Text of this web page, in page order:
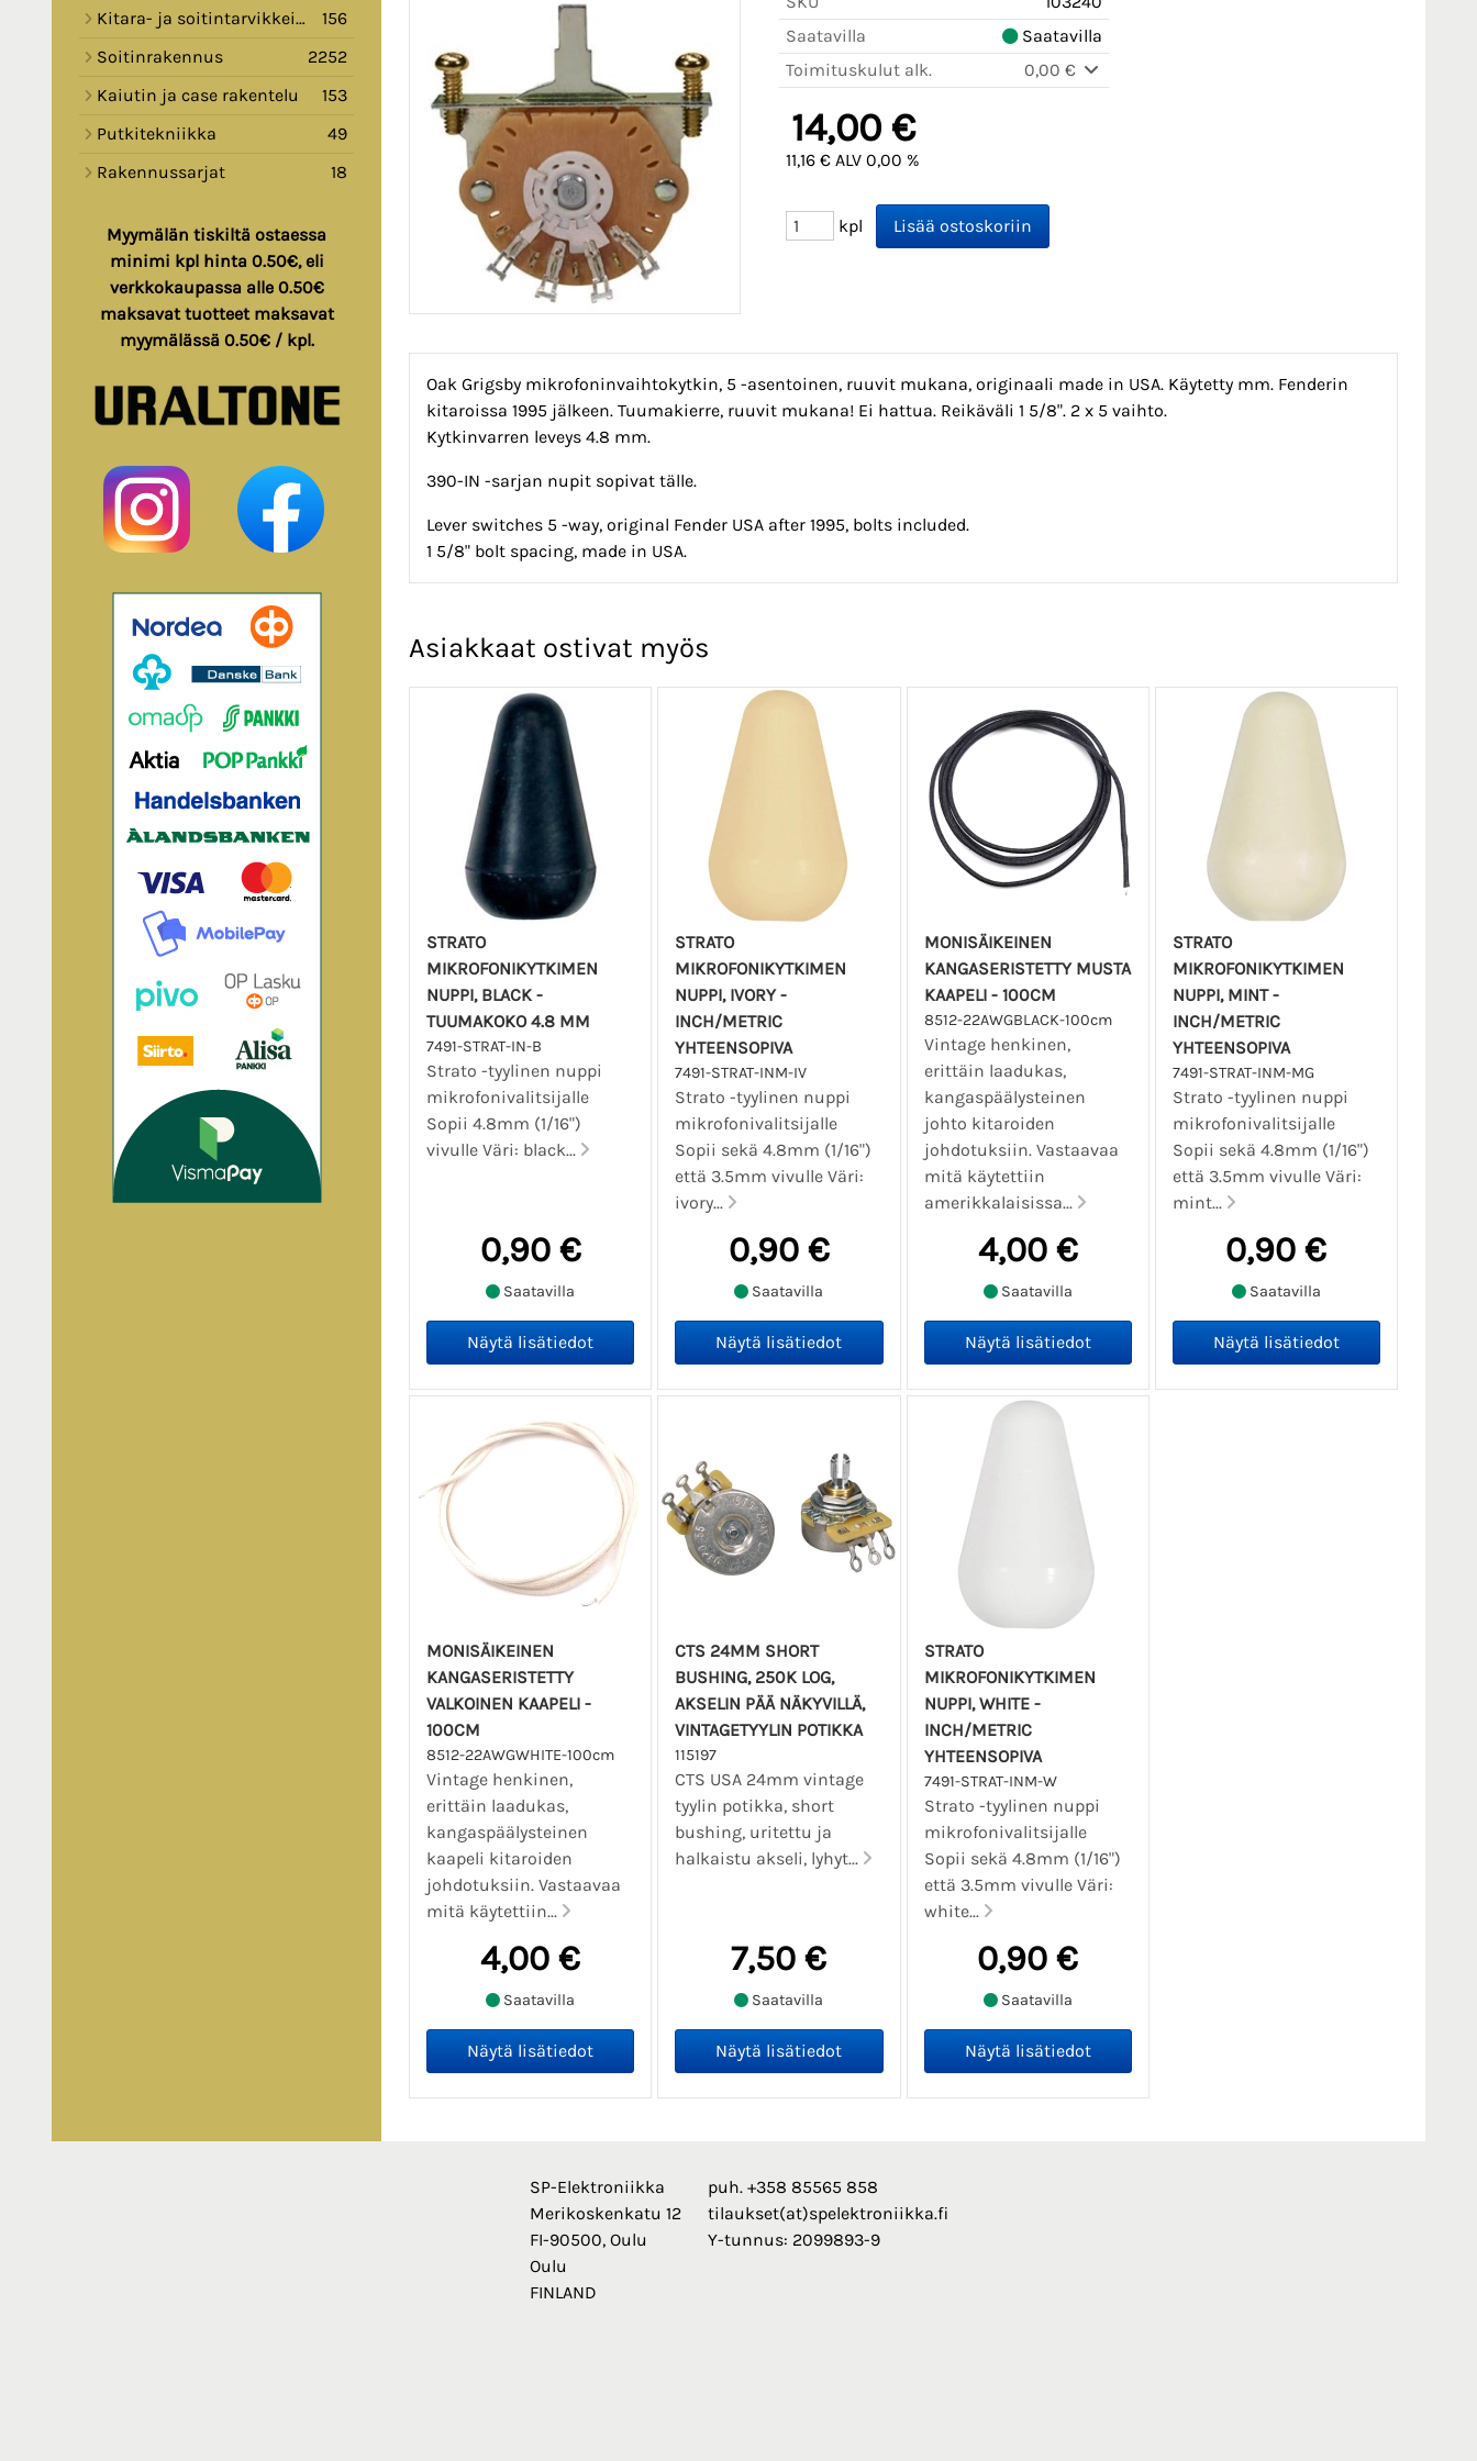
Kitara- ja soitintarvikkeita
156
Soitinrakennus
2252
Kaiutin ja case rakentelu
153
Putkitekniikka
49
Rakennussarjat
18
Myymälän tiskiltä ostaessa
minimi kpl hinta 0.50€, eli
verkkokaupassa alle 0.50€
maksavat tuotteet maksavat
myymälässä 0.50€ / kpl.
Saatavilla
Saatavilla
Toimituskulut alk.
0,00 €
14,00 €
11,16 € ALV 0,00 %
kpl
Oak Grigsby mikrofoninvaihtokytkin, 5 -asentoinen, ruuvit mukana, originaali made in USA. Käytetty mm. Fenderin
kitaroissa 1995 jälkeen. Tuumakierre, ruuvit mukana! Ei hattua. Reikäväli 1 5/8". 2 x 5 vaihto.
Kytkinvarren leveys 4.8 mm.
390-IN -sarjan nupit sopivat tälle.
Lever switches 5 -way, original Fender USA after 1995, bolts included.
1 5/8" bolt spacing, made in USA.
Asiakkaat ostivat myös
STRATO
MIKROFONIKYTKIMEN
NUPPI, BLACK -
TUUMAKOKO 4.8 MM
7491-STRAT-IN-B
Strato -tyylinen nuppi
mikrofonivalitsijalle
Sopii 4.8mm (1/16")
vivulle Väri: black...
0,90 €
Saatavilla
STRATO
MIKROFONIKYTKIMEN
NUPPI, IVORY -
INCH/METRIC
YHTEENSOPIVA
7491-STRAT-INM-IV
Strato -tyylinen nuppi
mikrofonivalitsijalle
Sopii sekä 4.8mm (1/16")
että 3.5mm vivulle Väri:
ivory...
0,90 €
Saatavilla
MONISÄIKEINEN
KANGASERISTETTY MUSTA
KAAPELI - 100CM
8512-22AWGBLACK-100cm
Vintage henkinen,
erittäin laadukas,
kangaspäälysteinen
johto kitaroiden
johdotuksiin. Vastaavaa
mitä käytettiin
amerikkalaisissa...
4,00 €
Saatavilla
STRATO
MIKROFONIKYTKIMEN
NUPPI, MINT -
INCH/METRIC
YHTEENSOPIVA
7491-STRAT-INM-MG
Strato -tyylinen nuppi
mikrofonivalitsijalle
Sopii sekä 4.8mm (1/16")
että 3.5mm vivulle Väri:
mint...
0,90 €
Saatavilla
MONISÄIKEINEN
KANGASERISTETTY
VALKOINEN KAAPELI -
100CM
8512-22AWGWHITE-100cm
Vintage henkinen,
erittäin laadukas,
kangaspäälysteinen
kaapeli kitaroiden
johdotuksiin. Vastaavaa
mitä käytettiin...
4,00 €
Saatavilla
CTS 24MM SHORT
BUSHING, 250K LOG,
AKSELIN PÄÄ NÄKYVILLÄ,
VINTAGETYYLIN POTIKKA
115197
CTS USA 24mm vintage
tyylin potikka, short
bushing, uritettu ja
halkaistu akseli, lyhyt...
7,50 €
Saatavilla
STRATO
MIKROFONIKYTKIMEN
NUPPI, WHITE -
INCH/METRIC
YHTEENSOPIVA
7491-STRAT-INM-W
Strato -tyylinen nuppi
mikrofonivalitsijalle
Sopii sekä 4.8mm (1/16")
että 3.5mm vivulle Väri:
white...
0,90 €
Saatavilla
SP-Elektroniikka
Merikoskenkatu 12
FI-90500, Oulu
Oulu
FINLAND
puh. +358 85565 858
tilaukset(at)spelektroniikka.fi
Y-tunnus: 2099893-9